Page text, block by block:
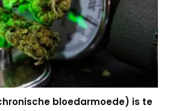
bloedarmoede) is te